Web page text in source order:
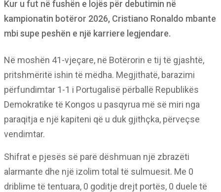
Kur u fut në fushën e lojës për debutimin në
kampionatin botëror 2026, Cristiano Ronaldo mbante
mbi supe peshën e një karriere legjendare.
Në moshën 41-vjeçare, në Botërorin e tij të gjashtë,
pritshmëritë ishin të mëdha. Megjithatë, barazimi
përfundimtar 1-1 i Portugalisë përballë Republikës
Demokratike të Kongos u pasqyrua më së miri nga
paraqitja e një kapiteni që u duk gjithçka, përveçse
vendimtar.
Shifrat e pjesës së parë dëshmuan një zbrazëti
alarmante dhe një izolim total të sulmuesit. Me 0
driblime të tentuara, 0 goditje drejt portës, 0 duele të